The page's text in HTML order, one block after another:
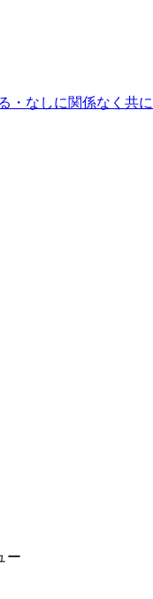
なしに関係なく共
ー